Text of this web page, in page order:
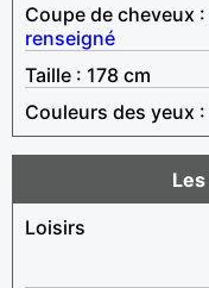
Coupe de cheveux :
renseigné
Taille : 178 cm
Couleurs des yeux :
Loisirs